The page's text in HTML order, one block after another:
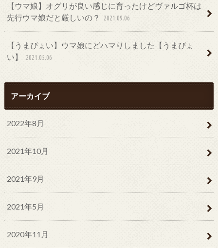
【ウマ娘】オグリが良い感じに育ったけどヴァルゴ杯は
先行ウマ娘だと厳しいの？
2021.09.06
【うまぴょい】ウマ娘にどハマりしました【うまぴょ
い】
2021.05.06
アーカイブ
2022年8月
2021年10月
2021年9月
2021年5月
2020年11月